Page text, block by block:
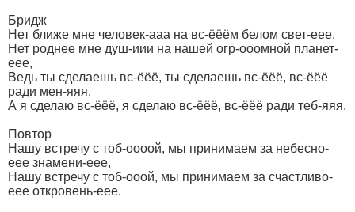
Бридж
Нет ближе мне человек-ааа на вс-ёёём белом свет-еее,
Нет роднее мне душ-иии на нашей огр-ооомной планет-
еее,
Ведь ты сделаешь вс-ёёё, ты сделаешь вс-ёёё, вс-ёёё
ради мен-яяя,
А я сделаю вс-ёёё, я сделаю вс-ёёё, вс-ёёё ради теб-яяя.
Повтор
Нашу встречу с тоб-оооой, мы принимаем за небесно-
еее знамени-еее,
Нашу встречу с тоб-ооой, мы принимаем за счастливо-
еее откровень-еее.